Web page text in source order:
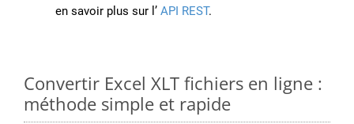
en savoir plus sur l’ API REST.
Convertir Excel XLT fichiers en ligne :
méthode simple et rapide